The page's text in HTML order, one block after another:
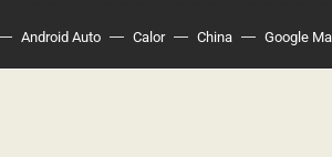
Android Auto Calor China Google